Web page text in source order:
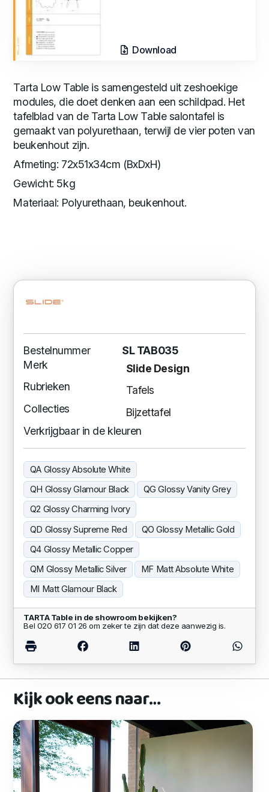
Download
Tarta Low Table is samengesteld uit zeshoekige
modules, die doet denken aan een schildpad. Het
tafelblad van de Tarta Low Table salontafel is
gemaakt van polyurethaan, terwijl de vier poten van
beukenhout zijn.
Afmeting: 72x51x34cm (BxDxH)
Gewicht: 5kg
Materiaal: Polyurethaan, beukenhout.
Bestelnummer
SL TAB035
Merk
Slide Design
Rubrieken
Tafels
Collecties
Bijzettafel
Verkrijgbaar in de kleuren
QA Glossy Absolute White
QH Glossy Glamour Black
QG Glossy Vanity Grey
Q2 Glossy Charming Ivory
QD Glossy Supreme Red
QO Glossy Metallic Gold
Q4 Glossy Metallic Copper
QM Glossy Metallic Silver
MF Matt Absolute White
MI Matt Glamour Black
TARTA Table in de showroom bekijken?
Bel 020 617 01 26 om zeker te zijn dat deze aanwezig is.
Kijk ook eens naar…